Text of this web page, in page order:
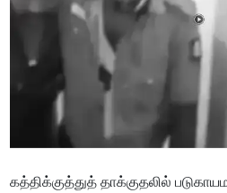
கத்திக்குத்துத் தாக்குதலில்